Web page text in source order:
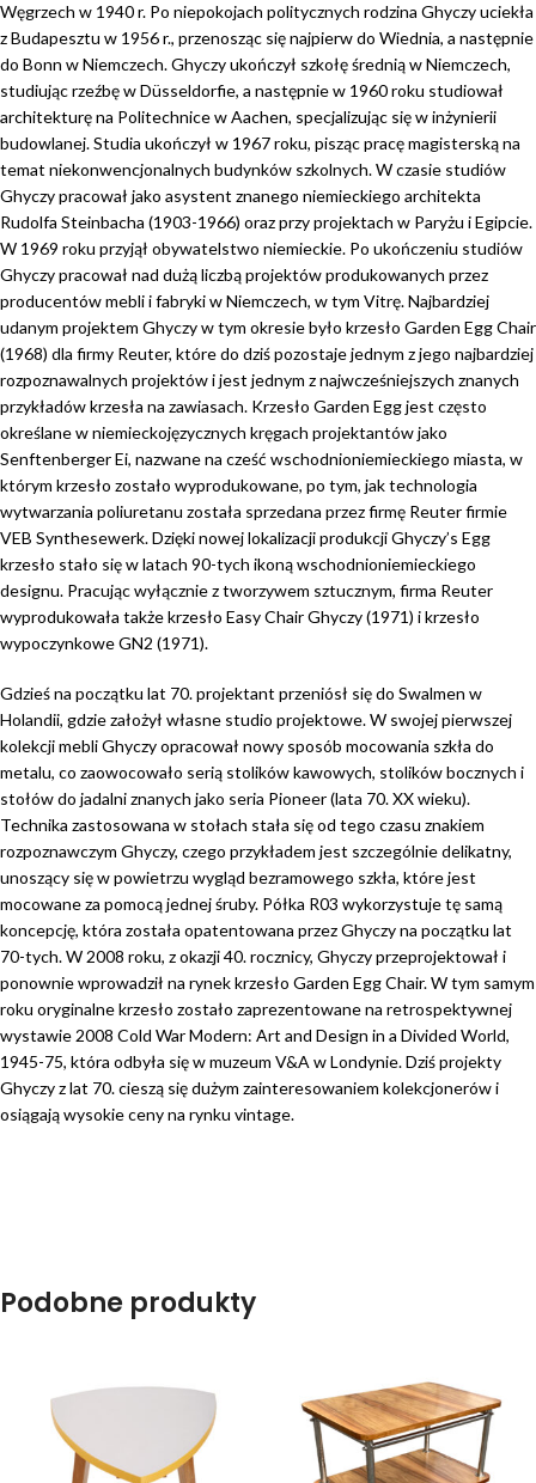
Węgrzech w 1940 r. Po niepokojach politycznych rodzina Ghyczy uciekła
z Budapesztu w 1956 r., przenosząc się najpierw do Wiednia, a następnie
do Bonn w Niemczech. Ghyczy ukończył szkołę średnią w Niemczech,
studiując rzeźbę w Düsseldorfie, a następnie w 1960 roku studiował
architekturę na Politechnice w Aachen, specjalizując się w inżynierii
budowlanej. Studia ukończył w 1967 roku, pisząc pracę magisterską na
temat niekonwencjonalnych budynków szkolnych. W czasie studiów
Ghyczy pracował jako asystent znanego niemieckiego architekta
Rudolfa Steinbacha (1903-1966) oraz przy projektach w Paryżu i Egipcie.
W 1969 roku przyjął obywatelstwo niemieckie. Po ukończeniu studiów
Ghyczy pracował nad dużą liczbą projektów produkowanych przez
producentów mebli i fabryki w Niemczech, w tym Vitrę. Najbardziej
udanym projektem Ghyczy w tym okresie było krzesło Garden Egg Chair
(1968) dla firmy Reuter, które do dziś pozostaje jednym z jego najbardziej
rozpoznawalnych projektów i jest jednym z najwcześniejszych znanych
przykładów krzesła na zawiasach. Krzesło Garden Egg jest często
określane w niemieckojęzycznych kręgach projektantów jako
Senftenberger Ei, nazwane na cześć wschodnioniemieckiego miasta, w
którym krzesło zostało wyprodukowane, po tym, jak technologia
wytwarzania poliuretanu została sprzedana przez firmę Reuter firmie
VEB Synthesewerk. Dzięki nowej lokalizacji produkcji Ghyczy’s Egg
krzesło stało się w latach 90-tych ikoną wschodnioniemieckiego
designu. Pracując wyłącznie z tworzywem sztucznym, firma Reuter
wyprodukowała także krzesło Easy Chair Ghyczy (1971) i krzesło
wypoczynkowe GN2 (1971).
Gdzieś na początku lat 70. projektant przeniósł się do Swalmen w
Holandii, gdzie założył własne studio projektowe. W swojej pierwszej
kolekcji mebli Ghyczy opracował nowy sposób mocowania szkła do
metalu, co zaowocowało serią stolików kawowych, stolików bocznych i
stołów do jadalni znanych jako seria Pioneer (lata 70. XX wieku).
Technika zastosowana w stołach stała się od tego czasu znakiem
rozpoznawczym Ghyczy, czego przykładem jest szczególnie delikatny,
unoszący się w powietrzu wygląd bezramowego szkła, które jest
mocowane za pomocą jednej śruby. Półka R03 wykorzystuje tę samą
koncepcję, która została opatentowana przez Ghyczy na początku lat
70-tych. W 2008 roku, z okazji 40. rocznicy, Ghyczy przeprojektował i
ponownie wprowadził na rynek krzesło Garden Egg Chair. W tym samym
roku oryginalne krzesło zostało zaprezentowane na retrospektywnej
wystawie 2008 Cold War Modern: Art and Design in a Divided World,
1945-75, która odbyła się w muzeum V&A w Londynie. Dziś projekty
Ghyczy z lat 70. cieszą się dużym zainteresowaniem kolekcjonerów i
osiągają wysokie ceny na rynku vintage.
Podobne produkty